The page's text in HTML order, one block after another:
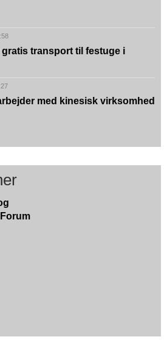
transport til festuge i
med kinesisk virksomhed